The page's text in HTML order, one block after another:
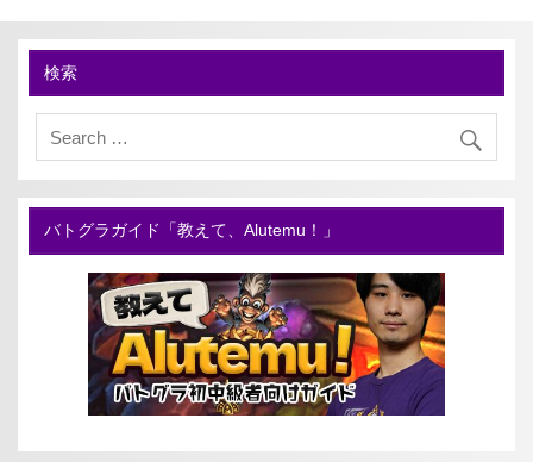
検索
バトグラガイド「教えて、Alutemu！」